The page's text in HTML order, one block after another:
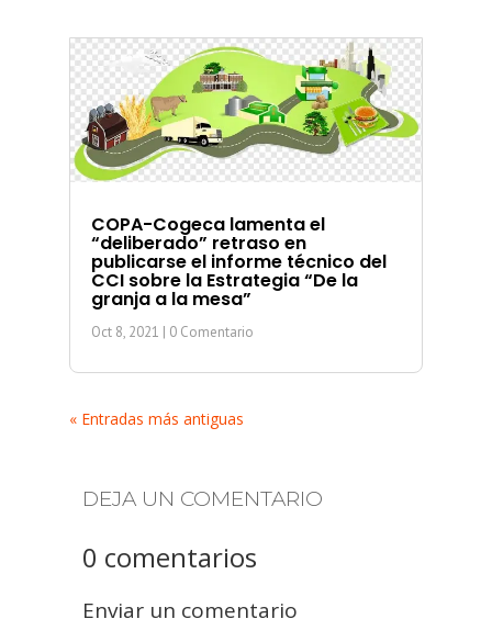
COPA-Cogeca lamenta el
“deliberado” retraso en
publicarse el informe técnico del
CCI sobre la Estrategia “De la
granja a la mesa”
Oct 8, 2021 | 0 Comentario
« Entradas más antiguas
DEJA UN COMENTARIO
0 comentarios
Enviar un comentario